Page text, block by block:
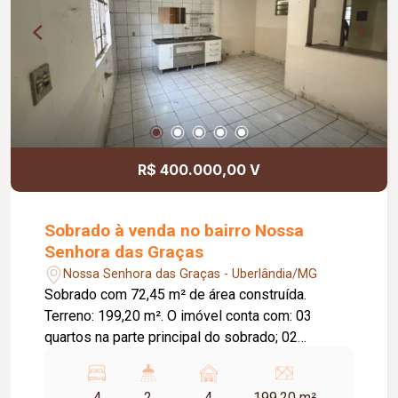
R$ 400.000,00 V
Sobrado à venda no bairro Nossa
Senhora das Graças
Nossa Senhora das Graças - Uberlândia/MG
Sobrado com 72,45 m² de área construída.
Terreno: 199,20 m². O imóvel conta com: 03
quartos na parte principal do sobrado; 02
externa; 02 cozinhas, sendo 01 interna; Área de